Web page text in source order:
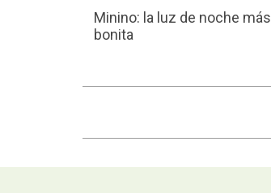
Minino: la luz de noche más
bonita